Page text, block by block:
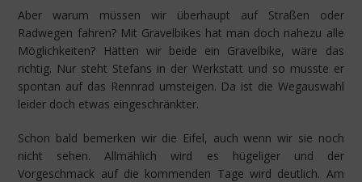
Aber warum müssen wir überhaupt auf Straßen oder
Radwegen fahren? Mit Gravelbikes hat man doch nahezu alle
Möglichkeiten? Hätten wir beide ein Gravelbike, wäre das
richtig. Nur steht Stefans in der Werkstatt und so musste er
spontan auf das Rennrad umsteigen. Da ist die Wegauswahl
leider doch etwas eingeschränkter.
Schon bald bemerken wir die Eifel, auch wenn wir sie noch
nicht sehen. Allmählich wird es hügeliger und der
Vorgeschmack auf die kommenden Tage wird deutlich. Am